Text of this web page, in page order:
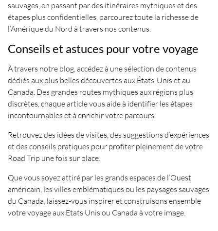
sauvages, en passant par des itinéraires mythiques et des
étapes plus confidentielles, parcourez toute la richesse de
l’Amérique du Nord à travers nos contenus.
Conseils et astuces pour votre voyage
À travers notre blog, accédez à une sélection de contenus
dédiés aux plus belles découvertes aux États-Unis et au
Canada. Des grandes routes mythiques aux régions plus
discrètes, chaque article vous aide à identifier les étapes
incontournables et à enrichir votre parcours.
Retrouvez des idées de visites, des suggestions d’expériences
et des conseils pratiques pour profiter pleinement de votre
Road Trip une fois sur place.
Que vous soyez attiré par les grands espaces de l’Ouest
américain, les villes emblématiques ou les paysages sauvages
du Canada, laissez-vous inspirer et construisons ensemble
votre voyage aux Etats Unis ou Canada à votre image.